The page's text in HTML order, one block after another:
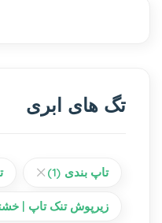
تگ های ابری
تاپ بندی (1)
زیرپوش تنک تاپ |